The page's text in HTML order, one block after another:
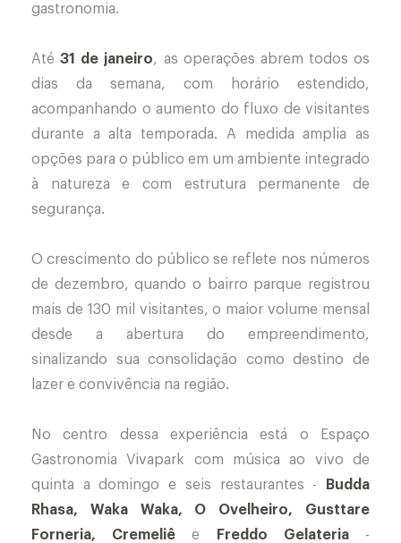
gastronomia.
Até31 de janeiro, as operações abrem todos os
dias da semana, com horário estendido,
acompanhando o aumento do fluxo de visitantes
durante a alta temporada. A medida amplia as
opções para o público em um ambiente integrado
à natureza e com estrutura permanente de
segurança.
O crescimento do público se reflete nos números
de dezembro, quando o bairro parque registrou
mais de 130 mil visitantes, o maior volume mensal
desde a abertura do empreendimento,
sinalizando sua consolidação como destino de
lazer e convivência na região.
No centro dessa experiência está o Espaço
Gastronomia Vivapark com música ao vivo de
quinta a domingo e seis restaurantes -
Budda
Rhasa, Waka Waka, O Ovelheiro, Gusttare
Forneria, Cremeliê e Freddo Gelateria-